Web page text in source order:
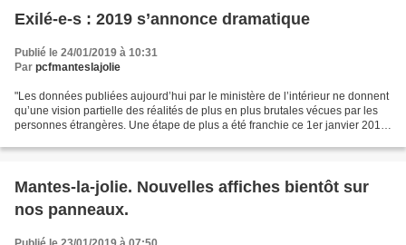
Exilé-e-s : 2019 s’annonce dramatique
Publié le 24/01/2019 à 10:31
Par pcfmanteslajolie
"Les données publiées aujourd’hui par le ministère de l’intérieur ne donnent
qu’une vision partielle des réalités de plus en plus brutales vécues par les
personnes étrangères. Une étape de plus a été franchie ce 1er janvier 2019,
Mantes-la-jolie. Nouvelles affiches bientôt sur
nos panneaux.